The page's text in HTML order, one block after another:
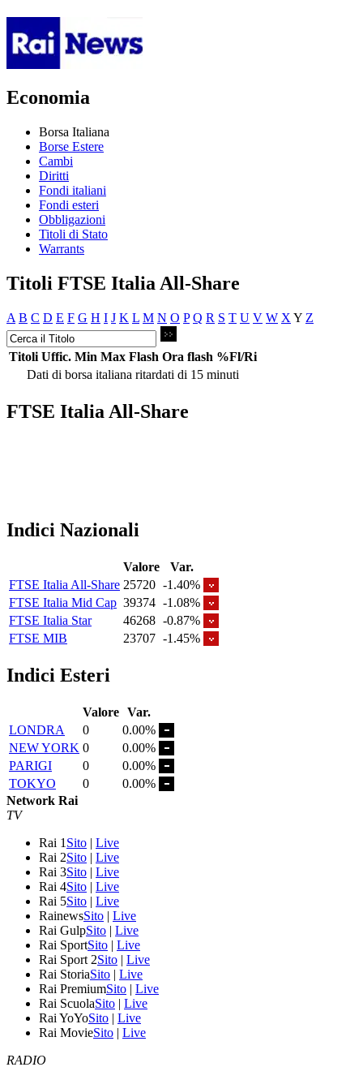
Economia
Borsa Italiana
Borse Estere
Cambi
Diritti
Fondi italiani
Fondi esteri
Obbligazioni
Titoli di Stato
Warrants
Titoli FTSE Italia All-Share
A B C D E F G H I J K L M N O P Q R S T U V W X Y Z
Titoli Uffic. Min Max Flash Ora flash %Fl/Ri
Dati di borsa italiana ritardati di 15 minuti
FTSE Italia All-Share
Indici Nazionali
Valore
Var.
FTSE Italia All-Share 25720 -1.40%
FTSE Italia Mid Cap 39374 -1.08%
FTSE Italia Star
46268 -0.87%
FTSE MIB
23707 -1.45%
Indici Esteri
Valore Var.
LONDRA
0
0.00%
NEW YORK 0
0.00%
PARIGI
0
0.00%
TOKYO
0
0.00%
Network Rai
TV
Rai 1 Sito | Live
Rai 2Sito | Live
Rai 3Sito | Live
Rai 4Sito | Live
Rai 5Sito | Live
RainewsSito | Live
Rai GulpSito | Live
Rai SportSito | Live
Rai Sport 2Sito | Live
Rai StoriaSito | Live
Rai PremiumSito | Live
Rai ScuolaSito | Live
Rai YoYoSito | Live
Rai MovieSito | Live
RADIO